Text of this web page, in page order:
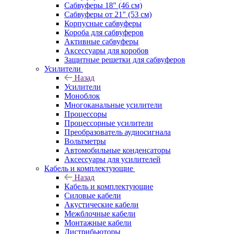
Сабвуферы 18" (46 см)
Сабвуферы от 21" (53 см)
Корпусные сабвуферы
Короба для сабвуферов
Активные сабвуферы
Аксессуары для коробов
Защитные решетки для сабвуферов
Усилители
Назад
Усилители
Моноблок
Многоканальные усилители
Процессоры
Процессорные усилители
Преобразователь аудиосигнала
Вольтметры
Автомобильные конденсаторы
Аксессуары для усилителей
Кабель и комплектующие
Назад
Кабель и комплектующие
Силовые кабели
Акустические кабели
Межблочные кабели
Монтажные кабели
Дистрибьюторы